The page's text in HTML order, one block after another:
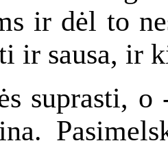
ir dėl to
ir sausa, ir
suprasti,